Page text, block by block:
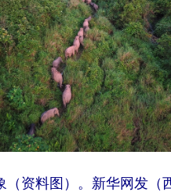
（资料图）。新华网发（